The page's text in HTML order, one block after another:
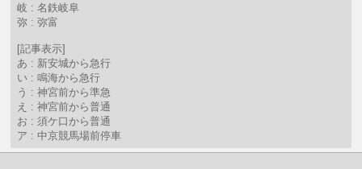
岐 : 名鉄岐阜
弥 : 弥富
[記事表示]
あ : 新安城から急行
い : 鳴海から急行
う : 神宮前から準急
え : 神宮前から普通
お : 須ケ口から普通
ア : 中京競馬場前停車